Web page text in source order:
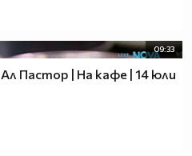
09:33
Пастор | На кафе | 14 юли